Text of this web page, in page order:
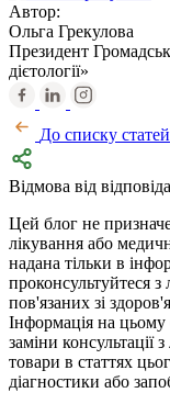
Автор:
Ольга Грекулова
Президент
дієтології»
До списку статей
Відмова від
Цей блог не
лікування або
надана тільки в
проконсультуйтеся
пов'язаних зі
Інформація на цьому
заміни консультації
товари в статтях
діагностики або